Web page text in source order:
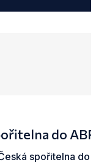
do
spořitelna do